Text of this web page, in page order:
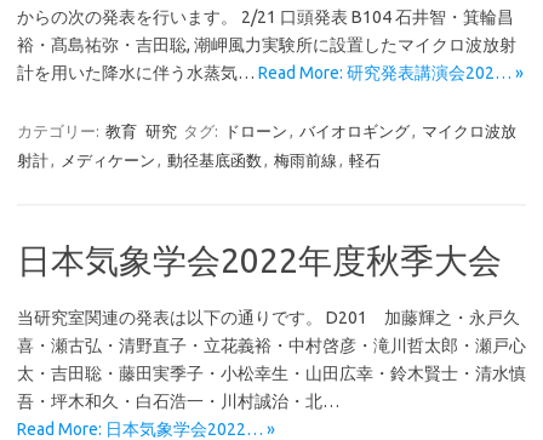
からの次の発表を行います。 2/21 口頭発表 B104 石井智・箕輪昌
裕・髙島祐弥・吉田聡, 潮岬風力実験所に設置したマイクロ波放射
計を用いた降水に伴う水蒸気… Read More: 研究発表講演会202… »
カテゴリー: 教育 研究 タグ: ドローン バイオロギング
マイクロ波放
射計
メディケーン 動径基底函数 梅雨前線 軽石
日本気象学会2022年度秋季大会
当研究室関連の発表は以下の通りです。 D201 加藤輝之・永戸久
喜・瀬古弘・清野直子・立花義裕・中村啓彦・滝川哲太郎・瀬戸心
太・吉田聡・藤田実季子・小松幸生・山田広幸・鈴木賢士・清水慎
吾・坪木和久・白石浩一・川村誠治・北…
Read More: 日本気象学会2022… »